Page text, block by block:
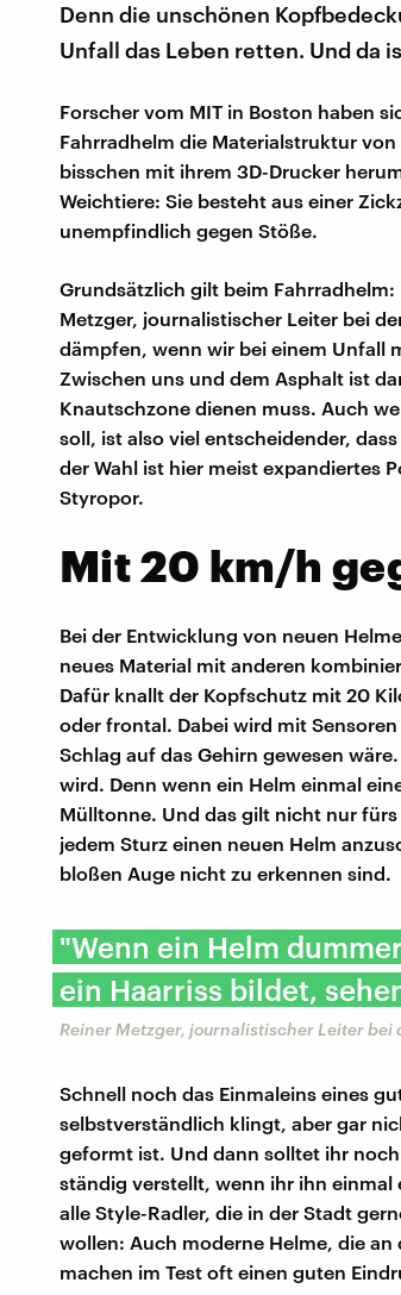
Denn die unschönen
Unfall das Leben retten. Und da
Forscher vom MIT in Boston haben
Fahrradhelm die Materialstruktur
bisschen mit ihrem 3D-Drucker
Weichtiere: Sie besteht aus einer
unempfindlich gegen Stöße.
Grundsätzlich gilt beim
Metzger, journalistischer Leiter bei
dämpfen, wenn wir bei einem Unfall
Zwischen uns und dem Asphalt ist
Knautschzone dienen muss. Auch
soll, ist also viel entscheidender,
der Wahl ist hier meist expandiertes
Styropor.
Mit 20 km/h
Bei der Entwicklung von neuen
neues Material mit anderen
Dafür knallt der Kopfschutz mit 20
oder frontal. Dabei wird mit
Schlag auf das Gehirn gewesen
wird. Denn wenn ein Helm einmal
Mülltonne. Und das gilt nicht nur
jedem Sturz einen neuen Helm
bloßen Auge nicht zu erkennen sind.
"Wenn ein Helm
ein Haarriss bildet,
Reiner Metzger, journalistischer Leiter bei
Schnell noch das Einmaleins eines
selbstverständlich klingt, aber gar
geformt ist. Und dann solltet ihr
ständig verstellt, wenn ihr ihn
alle Style-Radler, die in der Stadt
wollen: Auch moderne Helme, die
machen im Test oft einen guten